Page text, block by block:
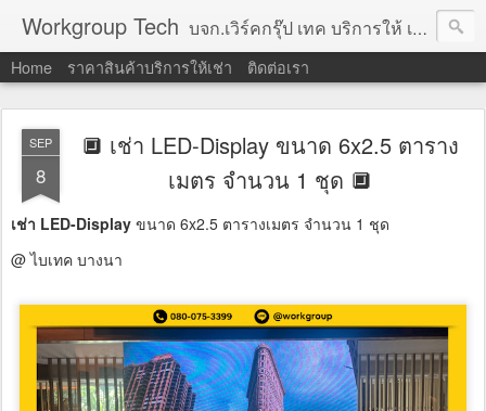
Workgroup Tech บจก.เวิร์คกรุ๊ป เทค บริการให้ เช่าคอมพิวเตอร์ โน้ตบุ๊ค โปรเจคเตอร์ ทีวีจอแบน จอทัชสกรีน ตู้คีออส วีดีโอวอล และอุปกรณ์อื่น ๆ บริการให้เช่าเป็น รายวัน
Home ราคาสินค้าบริการให้เช่า ติดต่อเรา
SEP
8
🔲 เช่า LED-Display ขนาด 6x2.5 ตาราง
เมตร จำนวน 1 ชุด 🔲
เช่า LED-Display ขนาด 6x2.5 ตารางเมตร จำนวน 1 ชุด
@ ไบเทค บางนา